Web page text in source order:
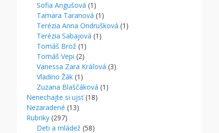
Sofia Angušová (1)
Tamara Taranová (1)
Terézia Anna Ondrušková (1)
Terézia Sabajová (1)
Tomáš Brož (1)
Tomáš Vepi (2)
Vanessa Zara Kráľová (3)
Vladino Žák (1)
Zuzana Blaščáková (1)
Nenechajte si ujsť(18)
Nezaradené (13)
Rubriky (297)
Deti a mládež (58)